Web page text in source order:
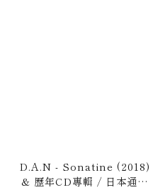
D.A.N - Sonatine (2018)
& 歷年CD專輯 / 日本通常